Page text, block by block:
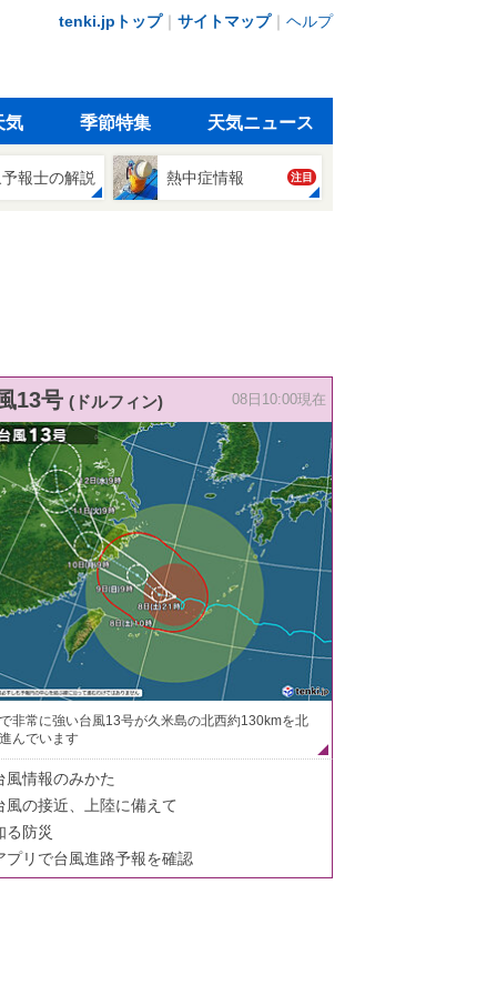
tenki.jpトップ｜ サイトマップ｜ ヘルプ
気 季節特集 天気ニュース
報士の解説 熱中症情報 注目
13号 (ドルフィン) 08日10:00現在
非常に強い台風13号が久米島の北西約130kmを北
んでいます
風情報のみかた
風の接近、上陸に備えて
る防災
プリで台風進路予報を確認